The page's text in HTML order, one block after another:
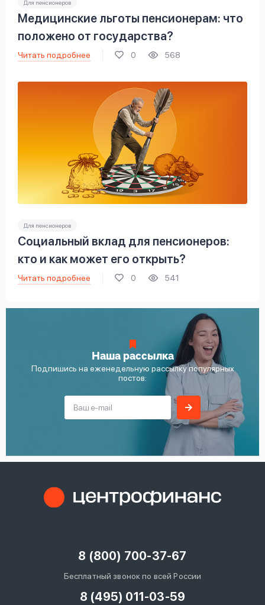
Для пенсионеров
Медицинские льготы пенсионерам: что
положено от государства?
Читать подробнее 0 568
Для пенсионеров
Социальный вклад для пенсионеров:
кто и как может его открыть?
Читать подробнее 0 541
Наша рассылка
Подпишись на еженедельную рассылку популярных
постов:
8 (800) 700-37-67
Бесплатный звонок по всей России
8 (495) 011-03-59